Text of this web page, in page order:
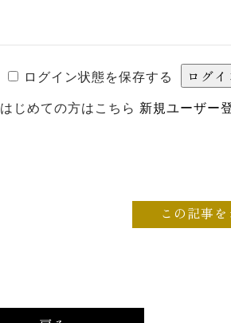
ログイン状態を保存する
はじめての方はこちら 新規ユーザー
この記事